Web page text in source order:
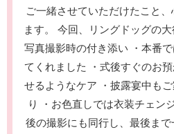
ご一緒させていただけたこと
ます。 今回、リングドッグの
写真撮影時の付き添い ・本番
てくれました ・式後すぐのお
せるようなケア ・披露宴中も
り ・お色直しでは衣装チェン
後の撮影にも同行し、最後ま